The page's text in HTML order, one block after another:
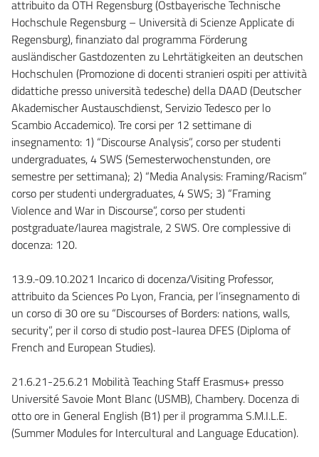
attribuito da OTH Regensburg (Ostbayerische Technische
Hochschule Regensburg – Università di Scienze Applicate di
Regensburg), finanziato dal programma Förderung
ausländischer Gastdozenten zu Lehrtätigkeiten an deutschen
Hochschulen (Promozione di docenti stranieri ospiti per attività
didattiche presso università tedesche) della DAAD (Deutscher
Akademischer Austauschdienst, Servizio Tedesco per lo
Scambio Accademico). Tre corsi per 12 settimane di
insegnamento: 1) “Discourse Analysis”, corso per studenti
undergraduates, 4 SWS (Semesterwochenstunden, ore
semestre per settimana); 2) “Media Analysis: Framing/Racism”
corso per studenti undergraduates, 4 SWS; 3) “Framing
Violence and War in Discourse”, corso per studenti
postgraduate/laurea magistrale, 2 SWS. Ore complessive di
docenza: 120.
13.9.-09.10.2021 Incarico di docenza/Visiting Professor,
attribuito da Sciences Po Lyon, Francia, per l’insegnamento di
un corso di 30 ore su “Discourses of Borders: nations, walls,
security”, per il corso di studio post-laurea DFES (Diploma of
French and European Studies).
21.6.21-25.6.21 Mobilità Teaching Staff Erasmus+ presso
Université Savoie Mont Blanc (USMB), Chambery. Docenza di
otto ore in General English (B1) per il programma S.M.I.L.E.
(Summer Modules for Intercultural and Language Education).